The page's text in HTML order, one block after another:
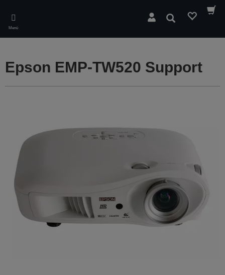
main
content
Menú
Buscar
Epson EMP-TW520 Support